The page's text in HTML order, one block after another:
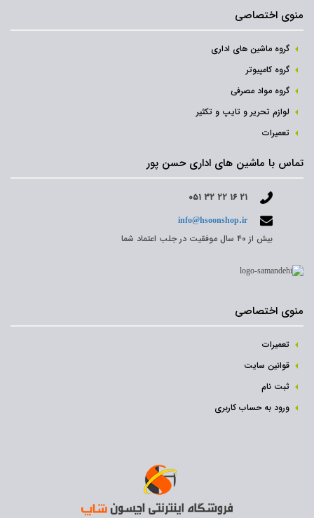
منوی اختصاصی
گروه ماشین های اداری
گروه کامپیوتر
گروه مواد مصرفی
لوازم تحریر و تایپ و تکثیر
تعمیرات
تماس با ماشین های اداری حسن پور
۰۵۱ ۳۲ ۲۲ ۱۶ ۲۱
info@hsoonshop.ir
بیش از ۴۰ سال موفقیت در جلب اعتماد شما
منوی اختصاصی
تعمیرات
قوانین سایت
ثبت نام‌
ورود به حساب کاربری